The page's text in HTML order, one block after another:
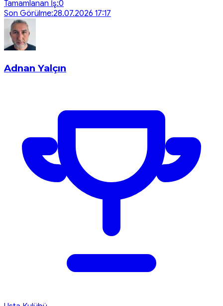
Tamamlanan İş:0
Son Görülme:28.07.2026 17:17
Adnan Yalçın